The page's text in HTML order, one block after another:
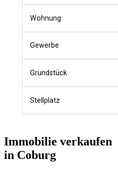
Immobilie verkaufen
in Coburg